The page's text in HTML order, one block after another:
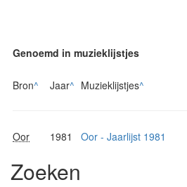
Genoemd in muzieklijstjes
Bron^ Jaar^ Muzieklijstjes^
Oor 1981 Oor - Jaarlijst 1981
Zoeken